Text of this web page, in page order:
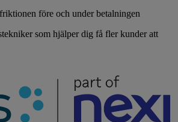
före och under betalningen
som hjälper dig få fler kunder att